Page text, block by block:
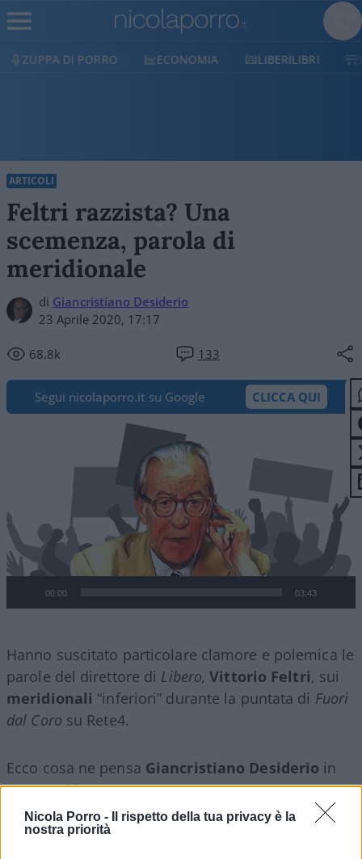
Nicola Porro -
Il rispetto della tua privacy è la
nostra priorità
PORRO ECONOMIA LIBERILIBRI SHOP
ARTICOLI
Feltri razzista? Una
scemenza, parola di
meridionale
di Giancristiano Desiderio
23 Aprile 2020, 17:17
68.8k 133
Segui nicolaporro.it su Google CLICCA QUI
00:00 03:43
Hanno suscitato particolare clamore e polemica le
parole del direttore di Libero,Vittorio Feltri, sui
meridionali “inferiori” durante la puntata di Fuori
dal Coro su Rete4.
Ecco cosa ne pensa Giancristiano Desiderio in
questo video.
#FELTRI #RAZZISMO